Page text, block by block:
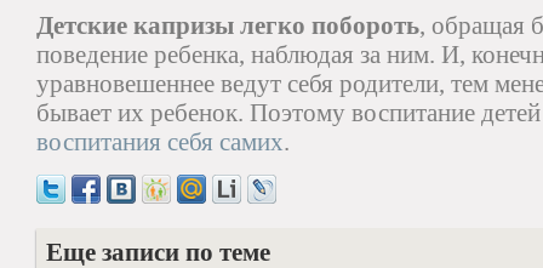
Детские капризы легко побороть, обращая
поведение ребенка, наблюдая за ним. И,
уравновешеннее ведут себя родители, тем
бывает их ребенок. Поэтому воспитание
воспитания себя самих.
Еще записи по теме